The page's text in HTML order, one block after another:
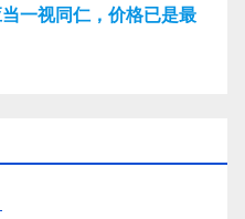
一视同仁，价格已是最